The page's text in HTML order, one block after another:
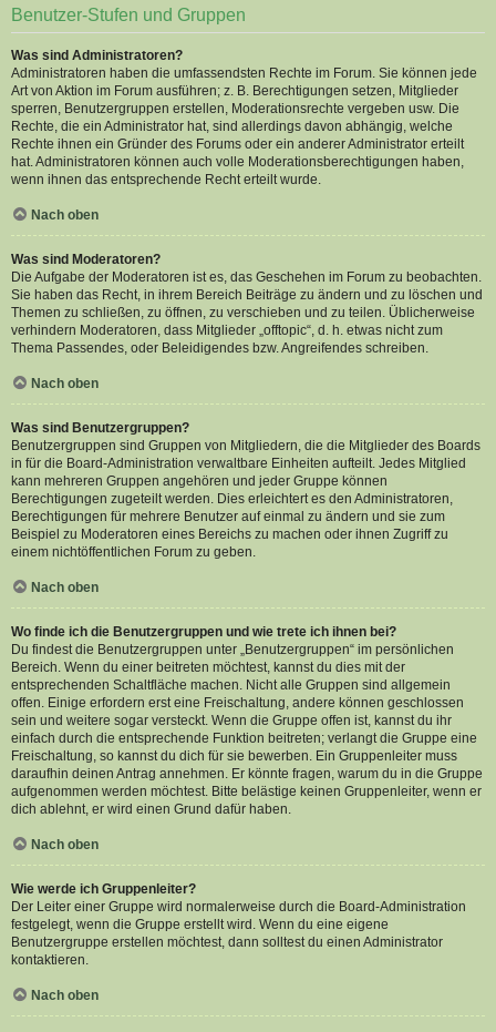
Benutzer-Stufen und Gruppen
Was sind Administratoren?
Administratoren haben die umfassendsten Rechte im Forum. Sie können jede
Art von Aktion im Forum ausführen; z. B. Berechtigungen setzen, Mitglieder
sperren, Benutzergruppen erstellen, Moderationsrechte vergeben usw. Die
Rechte, die ein Administrator hat, sind allerdings davon abhängig, welche
Rechte ihnen ein Gründer des Forums oder ein anderer Administrator erteilt
hat. Administratoren können auch volle Moderationsberechtigungen haben,
wenn ihnen das entsprechende Recht erteilt wurde.
Nach oben
Was sind Moderatoren?
Die Aufgabe der Moderatoren ist es, das Geschehen im Forum zu beobachten.
Sie haben das Recht, in ihrem Bereich Beiträge zu ändern und zu löschen und
Themen zu schließen, zu öffnen, zu verschieben und zu teilen. Üblicherweise
verhindern Moderatoren, dass Mitglieder „offtopic“, d. h. etwas nicht zum
Thema Passendes, oder Beleidigendes bzw. Angreifendes schreiben.
Nach oben
Was sind Benutzergruppen?
Benutzergruppen sind Gruppen von Mitgliedern, die die Mitglieder des Boards
in für die Board-Administration verwaltbare Einheiten aufteilt. Jedes Mitglied
kann mehreren Gruppen angehören und jeder Gruppe können
Berechtigungen zugeteilt werden. Dies erleichtert es den Administratoren,
Berechtigungen für mehrere Benutzer auf einmal zu ändern und sie zum
Beispiel zu Moderatoren eines Bereichs zu machen oder ihnen Zugriff zu
einem nichtöffentlichen Forum zu geben.
Nach oben
Wo finde ich die Benutzergruppen und wie trete ich ihnen bei?
Du findest die Benutzergruppen unter „Benutzergruppen“ im persönlichen
Bereich. Wenn du einer beitreten möchtest, kannst du dies mit der
entsprechenden Schaltfläche machen. Nicht alle Gruppen sind allgemein
offen. Einige erfordern erst eine Freischaltung, andere können geschlossen
sein und weitere sogar versteckt. Wenn die Gruppe offen ist, kannst du ihr
einfach durch die entsprechende Funktion beitreten; verlangt die Gruppe eine
Freischaltung, so kannst du dich für sie bewerben. Ein Gruppenleiter muss
daraufhin deinen Antrag annehmen. Er könnte fragen, warum du in die Gruppe
aufgenommen werden möchtest. Bitte belästige keinen Gruppenleiter, wenn er
dich ablehnt, er wird einen Grund dafür haben.
Nach oben
Wie werde ich Gruppenleiter?
Der Leiter einer Gruppe wird normalerweise durch die Board-Administration
festgelegt, wenn die Gruppe erstellt wird. Wenn du eine eigene
Benutzergruppe erstellen möchtest, dann solltest du einen Administrator
kontaktieren.
Nach oben